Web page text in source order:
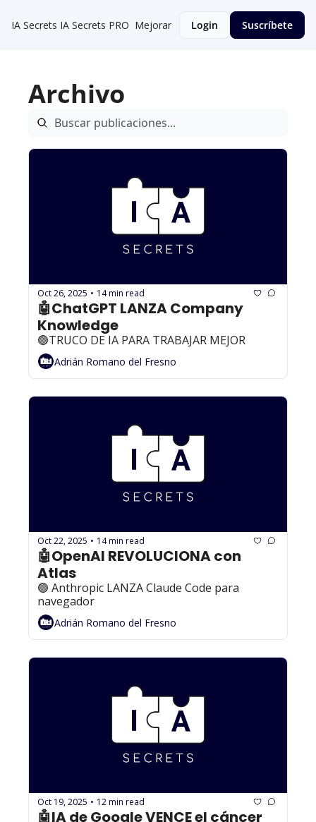
IA Secrets IA Secrets PRO Mejorar Login Suscríbete
Archivo
Oct 26, 2025 • 14 min read
🤖ChatGPT LANZA Company
Knowledge
🟢TRUCO DE IA PARA TRABAJAR MEJOR
Adrián Romano del Fresno
Oct 22, 2025 • 14 min read
🤖OpenAI REVOLUCIONA con
Atlas
🟢 Anthropic LANZA Claude Code para
navegador
Adrián Romano del Fresno
Oct 19, 2025 • 12 min read
🤖IA de Google VENCE el cáncer